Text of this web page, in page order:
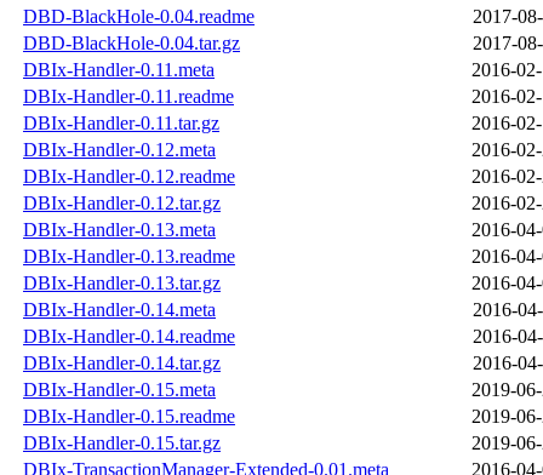
DBD-BlackHole-0.04.readme
2017-
DBD-BlackHole-0.04.tar.gz
2017-
DBIx-Handler-0.11.meta
2016-
DBIx-Handler-0.11.readme
2016-
DBIx-Handler-0.11.tar.gz
2016-
DBIx-Handler-0.12.meta
2016-
DBIx-Handler-0.12.readme
2016-
DBIx-Handler-0.12.tar.gz
2016-
DBIx-Handler-0.13.meta
2016-
DBIx-Handler-0.13.readme
2016-
DBIx-Handler-0.13.tar.gz
2016-
DBIx-Handler-0.14.meta
2016-
DBIx-Handler-0.14.readme
2016-
DBIx-Handler-0.14.tar.gz
2016-
DBIx-Handler-0.15.meta
2019-
DBIx-Handler-0.15.readme
2019-
DBIx-Handler-0.15.tar.gz
2019-
DBIx-TransactionManager-Extended-0.01.meta
2016-